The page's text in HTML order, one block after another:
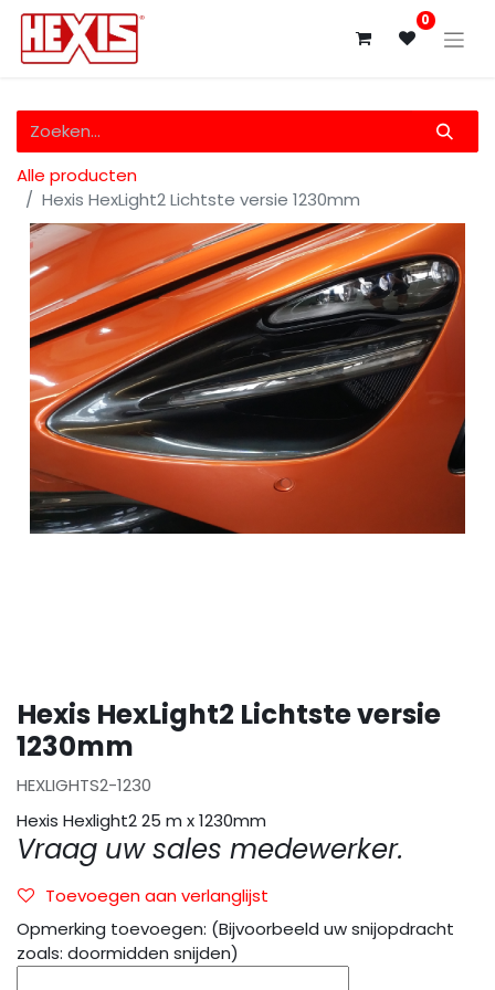
0
Alle producten
Hexis HexLight2 Lichtste versie 1230mm
Hexis HexLight2 Lichtste versie
1230mm
HEXLIGHTS2-1230
Hexis Hexlight2 25 m x 1230mm
Vraag uw sales medewerker.
Toevoegen aan verlanglijst
Opmerking toevoegen: (Bijvoorbeeld uw snijopdracht
zoals: doormidden snijden)